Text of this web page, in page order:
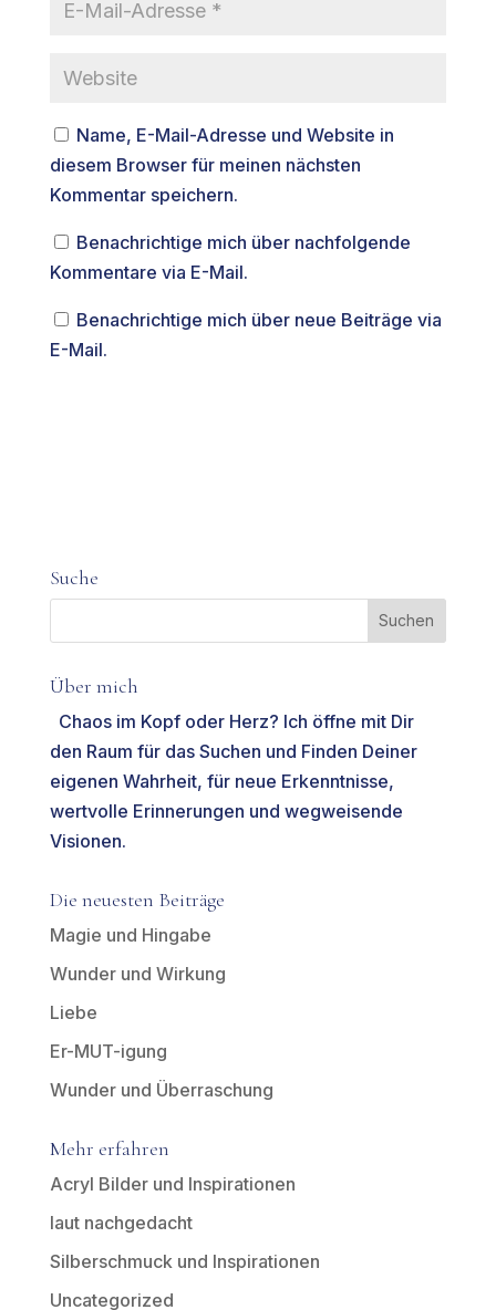
Name, E-Mail-Adresse und Website in
diesem Browser für meinen nächsten
Kommentar speichern.
Benachrichtige mich über nachfolgende
Kommentare via E-Mail.
Benachrichtige mich über neue Beiträge via
E-Mail.
Suche
Über mich
Chaos im Kopf oder Herz? Ich öffne mit Dir
den Raum für das Suchen und Finden Deiner
eigenen Wahrheit, für neue Erkenntnisse,
wertvolle Erinnerungen und wegweisende
Visionen.
Die neuesten Beiträge
Magie und Hingabe
Wunder und Wirkung
Liebe
Er-MUT-igung
Wunder und Überraschung
Mehr erfahren
Acryl Bilder und Inspirationen
laut nachgedacht
Silberschmuck und Inspirationen
Uncategorized